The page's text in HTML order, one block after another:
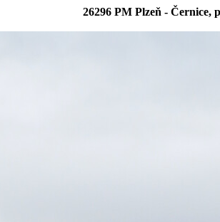
26296 PM Plzeň - Černice,